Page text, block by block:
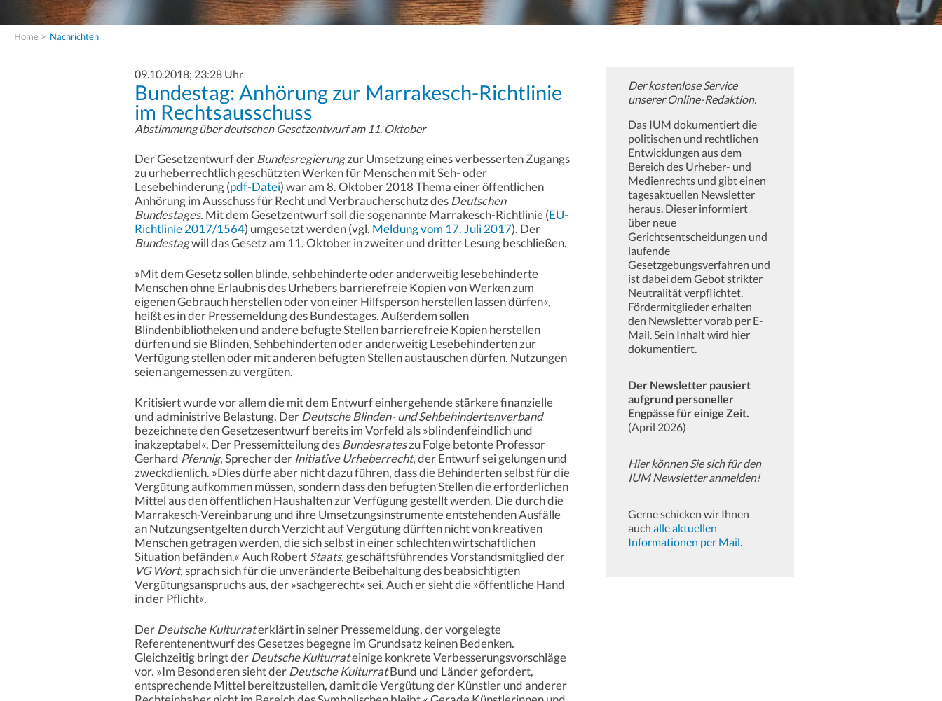
Home > Nachrichten
09.10.2018; 23:28 Uhr
Bundestag: Anhörung zur Marrakesch-Richtlinie
im Rechtsausschuss
Abstimmung über deutschen Gesetzentwurf am 11. Oktober
Der Gesetzentwurf derBundesregierungzur Umsetzung eines verbesserten Zugangs
zu urheberrechtlich geschützten Werken für Menschen mit Seh- oder
Lesebehinderung (pdf-Datei) war am 8. Oktober 2018 Thema einer öffentlichen
Anhörung im Ausschuss für Recht und Verbraucherschutz desDeutschen
Bundestages. Mit dem Gesetzentwurf soll die sogenannte Marrakesch-Richtlinie (EU-
Richtlinie 2017/1564) umgesetzt werden (vgl. Meldung vom 17. Juli 2017). Der
Bundestagwill das Gesetz am 11. Oktober in zweiter und dritter Lesung beschließen.
»Mit dem Gesetz sollen blinde, sehbehinderte oder anderweitig lesebehinderte
Menschen ohne Erlaubnis des Urhebers barrierefreie Kopien von Werken zum
eigenen Gebrauch herstellen oder von einer Hilfsperson herstellen lassen dürfen«,
heißt es in der Pressemeldung des Bundestages. Außerdem sollen
Blindenbibliotheken und andere befugte Stellen barrierefreie Kopien herstellen
dürfen und sie Blinden, Sehbehinderten oder anderweitig Lesebehinderten zur
Verfügung stellen oder mit anderen befugten Stellen austauschen dürfen. Nutzungen
seien angemessen zu vergüten.
Kritisiert wurde vor allem die mit dem Entwurf einhergehende stärkere finanzielle
und administrive Belastung. DerDeutsche Blinden- und Sehbehindertenverband
bezeichnete den Gesetzesentwurf bereits im Vorfeld als »blindenfeindlich und
inakzeptabel«. Der Pressemitteilung desBundesrateszu Folge betonte Professor
Gerhard Pfennig, Sprecher der Initiative Urheberrecht, der Entwurf sei gelungen und
zweckdienlich. »Dies dürfe aber nicht dazu führen, dass die Behinderten selbst für die
Vergütung aufkommen müssen, sondern dass den befugten Stellen die erforderlichen
Mittel aus den öffentlichen Haushalten zur Verfügung gestellt werden. Die durch die
Marrakesch-Vereinbarung und ihre Umsetzungsinstrumente entstehenden Ausfälle
an Nutzungsentgelten durch Verzicht auf Vergütung dürften nicht von kreativen
Menschen getragen werden, die sich selbst in einer schlechten wirtschaftlichen
Situation befänden.« Auch RobertStaats, geschäftsführendes Vorstandsmitglied der
VG Wort, sprach sich für die unveränderte Beibehaltung des beabsichtigten
Vergütungsanspruchs aus, der »sachgerecht« sei. Auch er sieht die »öffentliche Hand
in der Pflicht«.
DerDeutsche Kulturraterklärt in seiner Pressemeldung, der vorgelegte
Referentenentwurf des Gesetzes begegne im Grundsatz keinen Bedenken.
Gleichzeitig bringt derDeutsche Kulturrateinige konkrete Verbesserungsvorschläge
vor. »Im Besonderen sieht derDeutsche KulturratBund und Länder gefordert,
entsprechende Mittel bereitzustellen, damit die Vergütung der Künstler und anderer
Der kostenlose Service
unserer Online-Redaktion.
Das IUM dokumentiert die
politischen und rechtlichen
Entwicklungen aus dem
Bereich des Urheber- und
Medienrechts und gibt einen
tagesaktuellen Newsletter
heraus. Dieser informiert
über neue
Gerichtsentscheidungen und
laufende
Gesetzgebungsverfahren und
ist dabei dem Gebot strikter
Neutralität verpflichtet.
Fördermitglieder erhalten
den Newsletter vorab per E-
Mail. Sein Inhalt wird hier
dokumentiert.
Der Newsletter pausiert
aufgrund personeller
Engpässe für einige Zeit.
(April 2026)
Hier können Sie sich für den
IUM Newsletter anmelden!
Gerne schicken wir Ihnen
auch alle aktuellen
Informationen per Mail.